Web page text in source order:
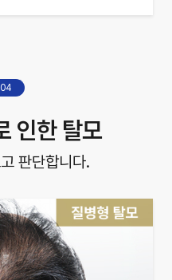
인한 탈모
판단합니다.